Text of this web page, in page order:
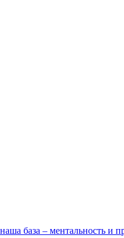
база – ментальность и